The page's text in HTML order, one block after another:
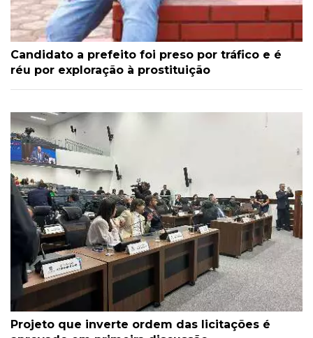
Candidato a prefeito foi preso por tráfico e é
réu por exploração à prostituição
Projeto que inverte ordem das licitações é